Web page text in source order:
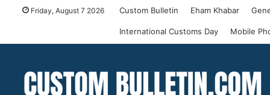
Friday, August 7 2026 Custom Bulletin Eham Khabar
International Customs Day Mobile